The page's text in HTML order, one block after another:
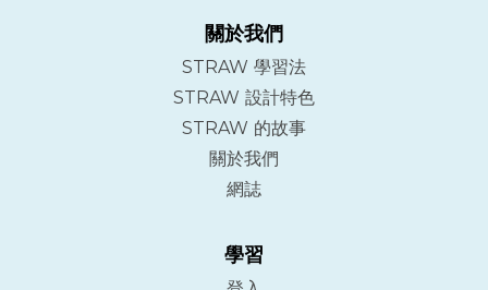
關於我們
STRAW 學習法
STRAW 設計特色
STRAW 的故事
關於我們
網誌
學習